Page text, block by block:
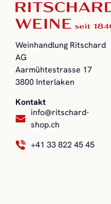
Weinhandlung Ritschard
AG
Aarmühtestrasse 17
3800 Interlaken
Kontakt
info@ritschard-
shop.ch
+41 33 822 45 45